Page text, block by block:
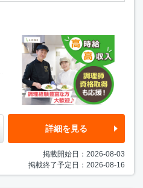
詳細を見る
掲載開始日：2026-08-03
掲載終了予定日：2026-08-16